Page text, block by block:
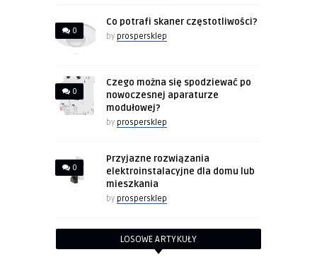
0
Co potrafi skaner częstotliwości?
by prospersklep
0
Czego można się spodziewać po
nowoczesnej aparaturze
modułowej?
by prospersklep
0
Przyjazne rozwiązania
elektroinstalacyjne dla domu lub
mieszkania
by prospersklep
LOSOWE ARTYKUŁY